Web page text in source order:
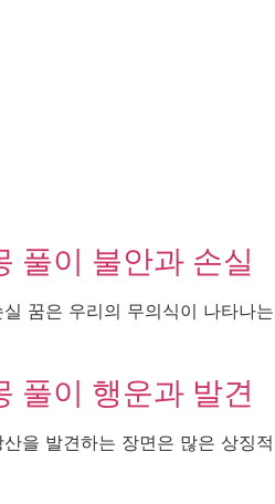
풀이 불안과 손실
꿈은 우리의 무의식이 나타나
풀이 행운과 발견
을 발견하는 장면은 많은 상징